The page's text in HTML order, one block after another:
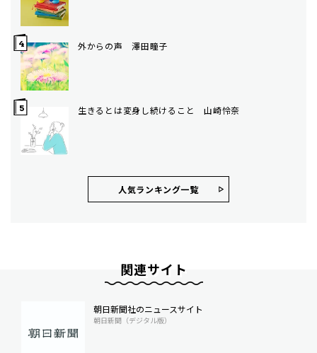
外からの声 澤田瞳子
生きるとは変身し続けること 山崎怜奈
人気ランキング⼀覧
関連サイト
朝日新聞社のニュースサイト
朝日新聞（デジタル版）